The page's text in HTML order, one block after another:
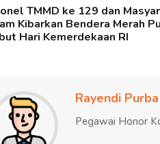
TMMD ke 129 dan
Kibarkan Bendera Merah
Hari Kemerdekaan RI
Rayendi Purba
Pegawai Honor